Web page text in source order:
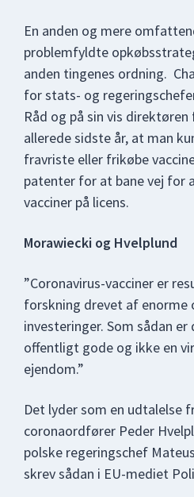
En anden og mere
problemfyldte
anden tingenes ordning.
for stats- og
Råd og på sin vis
allerede sidste år, at man
fravriste eller frikøbe
patenter for at bane vej for
vacciner på licens.
Morawiecki og Hvelplund
”Coronavirus-vacciner er
forskning drevet af enorme
investeringer. Som sådan er
offentligt gode og ikke en
ejendom.”
Det lyder som en udtalelse
coronaordfører Peder
polske regeringschef
skrev sådan i EU-mediet